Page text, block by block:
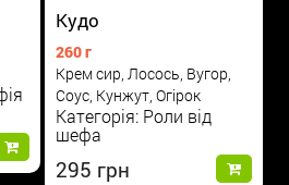
Кудо
260 г
Крем сир, Лосось, Вугор,
Соус, Кунжут, Огірок
Категорія: Роли від
шефа
295